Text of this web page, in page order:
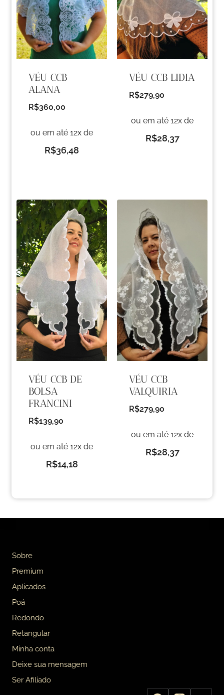
VÉU CCB
ALANA
R$360,00
ou em até 12x de
R$36,48
VÉU CCB LIDIA
R$279,90
ou em até 12x de
R$28,37
VÉU CCB DE
BOLSA
FRANCINI
R$139,90
ou em até 12x de
R$14,18
VÉU CCB
VALQUIRIA
R$279,90
ou em até 12x de
R$28,37
Sobre
Premium
Aplicados
Poá
Redondo
Retangular
Minha conta
Deixe sua mensagem
Ser Afiliado